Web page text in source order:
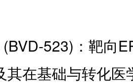
523)：靶向
其在基础与转化医